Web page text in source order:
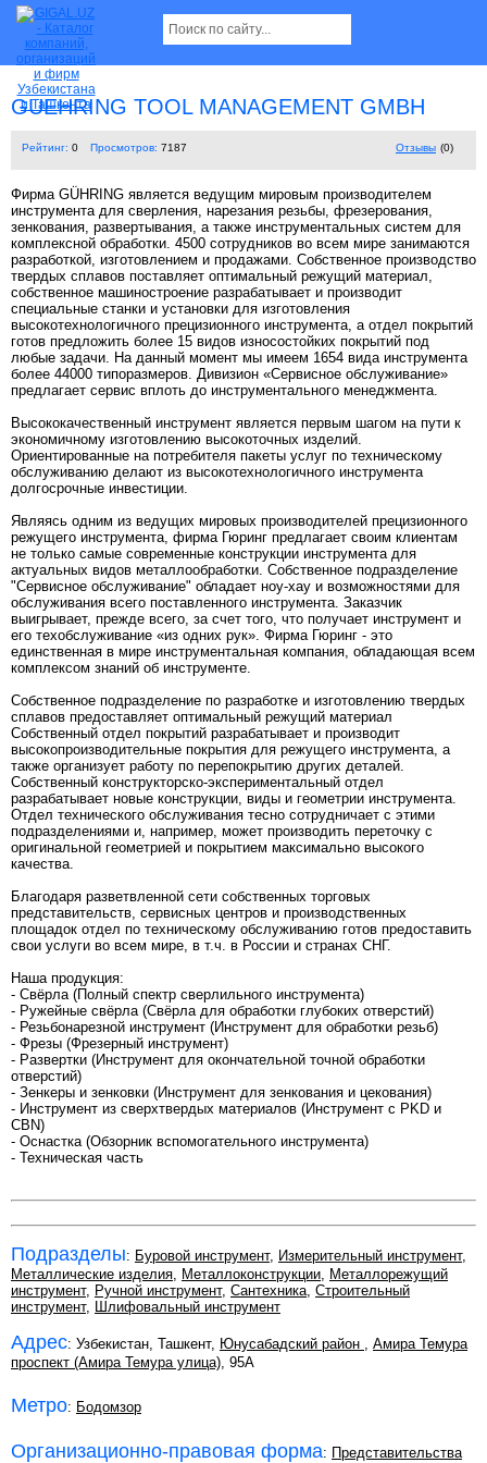
GUEHRING TOOL MANAGEMENT GMBH
Рейтинг: 0 Просмотров: 7187 Отзывы (0)
Фирма GÜHRING является ведущим мировым производителем
инструмента для сверления, нарезания резьбы, фрезерования,
зенкования, развертывания, а также инструментальных систем для
комплексной обработки. 4500 сотрудников во всем мире занимаются
разработкой, изготовлением и продажами. Собственное производство
твердых сплавов поставляет оптимальный режущий материал,
собственное машиностроение разрабатывает и производит
специальные станки и установки для изготовления
высокотехнологичного прецизионного инструмента, а отдел покрытий
готов предложить более 15 видов износостойких покрытий под
любые задачи. На данный момент мы имеем 1654 вида инструмента
более 44000 типоразмеров. Дивизион «Сервисное обслуживание»
предлагает сервис вплоть до инструментального менеджмента.
Высококачественный инструмент является первым шагом на пути к
экономичному изготовлению высокоточных изделий.
Ориентированные на потребителя пакеты услуг по техническому
обслуживанию делают из высокотехнологичного инструмента
долгосрочные инвестиции.
Являясь одним из ведущих мировых производителей прецизионного
режущего инструмента, фирма Гюринг предлагает своим клиентам
не только самые современные конструкции инструмента для
актуальных видов металлообработки. Собственное подразделение
"Сервисное обслуживание" обладает ноу-хау и возможностями для
обслуживания всего поставленного инструмента. Заказчик
выигрывает, прежде всего, за счет того, что получает инструмент и
его техобслуживание «из одних рук». Фирма Гюринг - это
единственная в мире инструментальная компания, обладающая всем
комплексом знаний об инструменте.
Собственное подразделение по разработке и изготовлению твердых
сплавов предоставляет оптимальный режущий материал
Собственный отдел покрытий разрабатывает и производит
высокопроизводительные покрытия для режущего инструмента, а
также организует работу по перепокрытию других деталей.
Собственный конструкторско-экспериментальный отдел
разрабатывает новые конструкции, виды и геометрии инструмента.
Отдел технического обслуживания тесно сотрудничает с этими
подразделениями и, например, может производить переточку с
оригинальной геометрией и покрытием максимально высокого
качества.
Благодаря разветвленной сети собственных торговых
представительств, сервисных центров и производственных
площадок отдел по техническому обслуживанию готов предоставить
свои услуги во всем мире, в т.ч. в России и странах СНГ.
Наша продукция:
- Свёрла (Полный спектр сверлильного инструмента)
- Ружейные свёрла (Свёрла для обработки глубоких отверстий)
- Резьбонарезной инструмент (Инструмент для обработки резьб)
- Фрезы (Фрезерный инструмент)
- Развертки (Инструмент для окончательной точной обработки
отверстий)
- Зенкеры и зенковки (Инструмент для зенкования и цекования)
- Инструмент из сверхтвердых материалов (Инструмент с PKD и
CBN)
- Оснастка (Обзорник вспомогательного инструмента)
- Техническая часть
Подразделы: Буровой инструмент, Измерительный инструмент,
Металлические изделия, Металлоконструкции, Металлорежущий
инструмент, Ручной инструмент, Сантехника, Строительный
инструмент, Шлифовальный инструмент
Адрес: Узбекистан, Ташкент, Юнусабадский район , Амира Темура
проспект (Амира Темура улица), 95А
Метро: Бодомзор
Организационно-правовая форма: Представительства